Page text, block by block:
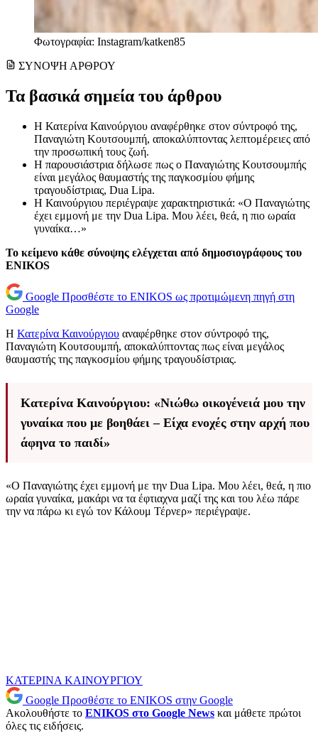
Φωτογραφία: Instagram/katken85
ΣΥΝΟΨΗ ΑΡΘΡΟΥ
Τα βασικά σημεία του άρθρου
Η Κατερίνα Καινούργιου αναφέρθηκε στον σύντροφό της,
Παναγιώτη Κουτσουμπή, αποκαλύπτοντας λεπτομέρειες από
την προσωπική τους ζωή.
Η παρουσιάστρια δήλωσε πως ο Παναγιώτης Κουτσουμπής
είναι μεγάλος θαυμαστής της παγκοσμίου φήμης
τραγουδίστριας, Dua Lipa.
Η Καινούργιου περιέγραψε χαρακτηριστικά: «Ο Παναγιώτης
έχει εμμονή με την Dua Lipa. Μου λέει, θεά, η πιο ωραία
γυναίκα…»
Το κείμενο κάθε σύνοψης ελέγχεται από δημοσιογράφους του
ENIKOS
Google Προσθέστε το ENIKOS ως προτιμώμενη πηγή στη
Google
Η Κατερίνα Καινούργιου αναφέρθηκε στον σύντροφό της,
Παναγιώτη Κουτσουμπή, αποκαλύπτοντας πως είναι μεγάλος
θαυμαστής της παγκοσμίου φήμης τραγουδίστριας.
Κατερίνα Καινούργιου: «Νιώθω οικογένειά μου την
γυναίκα που με βοηθάει – Είχα ενοχές στην αρχή που
άφηνα το παιδί»
«Ο Παναγιώτης έχει εμμονή με την Dua Lipa. Μου λέει, θεά, η πιο
ωραία γυναίκα, μακάρι να τα έφτιαχνα μαζί της και του λέω πάρε
την να πάρω κι εγώ τον Κάλουμ Τέρνερ» περιέγραψε.
ΚΑΤΕΡΙΝΑ ΚΑΙΝΟΥΡΓΙΟΥ
Google Προσθέστε το ENIKOS στην Google
Ακολουθήστε το ENIKOS στο Google News και μάθετε πρώτοι
όλες τις ειδήσεις.